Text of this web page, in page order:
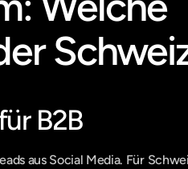
B2B
aus Social Media. Für